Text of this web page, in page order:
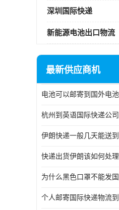
深圳国际快递
新能源电池出口物流
最新供应商机
伊朗快递一般几天能送到
快递出货伊朗该如何处理